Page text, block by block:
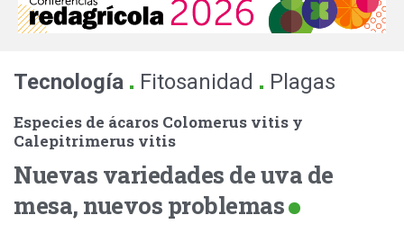
Tecnología . Fitosanidad . Plagas
Especies de ácaros Colomerus vitis y
Calepitrimerus vitis
Nuevas variedades de uva de
mesa, nuevos problemas